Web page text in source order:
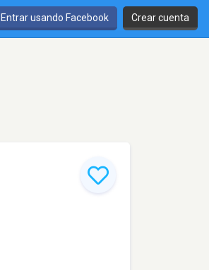
Entrar usando Facebook Crear cuenta